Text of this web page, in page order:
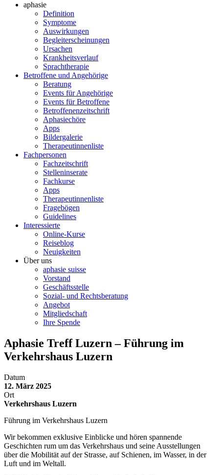
aphasie
Definition
Symptome
Auswirkungen
Begleiterscheinungen
Ursachen
Krankheitsverlauf
Sprachtherapie
Betroffene und Angehörige
Beratung
Events für Angehörige
Events für Betroffene
Betroffenenzeitschrift
Aphasiechöre
Apps
Bildergalerie
Therapeutinnenliste
Fachpersonen
Fachzeitschrift
Stelleninserate
Fachkurse
Apps
Therapeutinnenliste
Fragebögen
Guidelines
Interessierte
Online-Kurse
Reiseblog
Neuigkeiten
Über uns
aphasie suisse
Vorstand
Geschäftsstelle
Sozial- und Rechtsberatung
Angebot
Mitgliedschaft
Ihre Spende
Aphasie Treff Luzern – Führung im
Verkehrshaus Luzern
Datum
12. März 2025
Ort
Verkehrshaus Luzern
Führung im Verkehrshaus Luzern
Wir bekommen exklusive Einblicke und hören spannende
Geschichten rum um das Verkehrshaus und seine Ausstellungen
über die Mobilität auf der Strasse, auf Schienen, im Wasser, in der
Luft und im Weltall.